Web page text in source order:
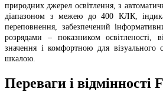
природних джерел освітлення, з
діапазоном з межею до 400 КЛК,
переповнення, забезпечений
розрядами – показником
значення і комфортною для візуального
шкалою.
Переваги і відмінності